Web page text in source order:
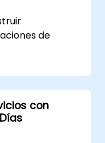
de
Cloud y
servicios de
de
con